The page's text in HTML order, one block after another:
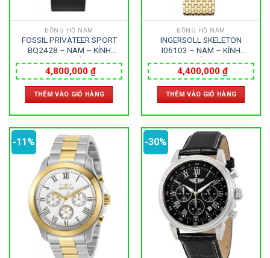
ĐỒNG HỒ NAM
FOSSIL PRIVATEER SPORT
BQ2428 – NAM – KÍNH
AUTOMATIC – SIZE 45MM –
MÁY HOA KỲ
4,800,000 ₫
THÊM VÀO GIỎ HÀNG
ĐỒNG HỒ NAM
INGERSOLL SKELETON
I06103 – NAM – KÍNH
AUTOMATIC – SIZE 38MM –
MÁY HOA KỲ
4,400,000 ₫
THÊM VÀO GIỎ HÀNG
-11% -30%